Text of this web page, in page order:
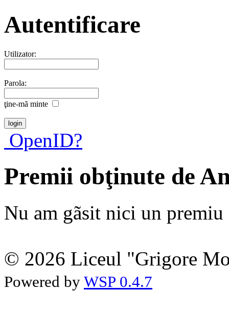
Autentificare
Utilizator:
Parola:
ţine-mã minte
OpenID?
Premii obţinute de
Nu am gãsit nici un premiu
© 2026 Liceul "Grigore
Powered by WSP 0.4.7